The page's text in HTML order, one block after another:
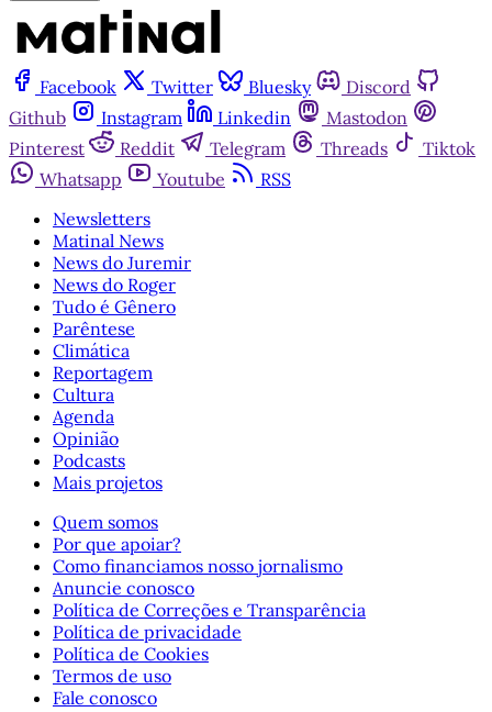
Facebook Twitter Bluesky
Discord
Github
Instagram Linkedin
Mastodon
Pinterest
Reddit Telegram Threads
Tiktok
Whatsapp
Youtube
RSS
Newsletters
Matinal News
News do Juremir
News do Roger
Tudo é Gênero
Parêntese
Climática
Reportagem
Cultura
Agenda
Opinião
Podcasts
Mais projetos
Quem somos
Por que apoiar?
Como financiamos nosso jornalismo
Anuncie conosco
Política de Correções e Transparência
Política de privacidade
Política de Cookies
Termos de uso
Fale conosco